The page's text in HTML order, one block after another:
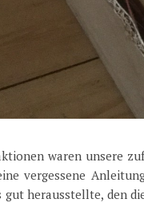
waren unsere
vergessene
herausstellte, den